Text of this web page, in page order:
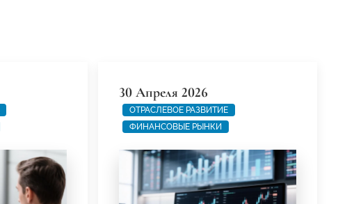
30 Апреля 2026
ОТРАСЛЕВОЕ РАЗВИТИЕ
ФИНАНСОВЫЕ РЫНКИ